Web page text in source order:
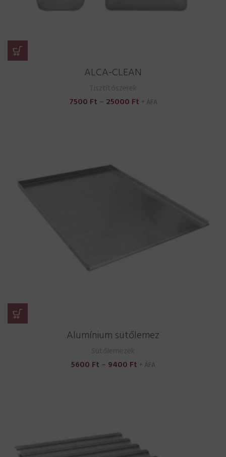
ALCA-CLEAN
7500 Ft – 25000 FtÁrtartomány:
+ ÁFA
Alumínium sütőlemez
5600 Ft – 9400 FtÁrtartomány:
+ ÁFA